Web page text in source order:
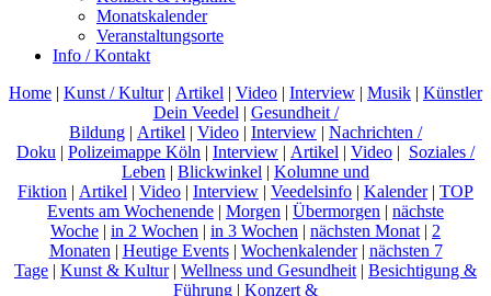
Monatskalender
Veranstaltungsorte
Info / Kontakt
Home | Kunst / Kultur| Artikel | Video | Interview | Musik | Künstler
Dein Veedel | Gesundheit /
Bildung | Artikel | Video | Interview | Nachrichten /
Doku | Polizeimappe Köln | Interview | Artikel | Video | Soziales /
Leben | Blickwinkel | Kolumne und
Fiktion | Artikel | Video | Interview | Veedelsinfo | Kalender| TOP
Events am Wochenende | Morgen | Übermorgen | nächste
Woche | in 2 Wochen | in 3 Wochen | nächsten Monat | 2
Monaten | Heutige Events| Wochenkalender| nächsten 7
Tage | Kunst & Kultur| Wellness und Gesundheit | Besichtigung &
Führung | Konzert &